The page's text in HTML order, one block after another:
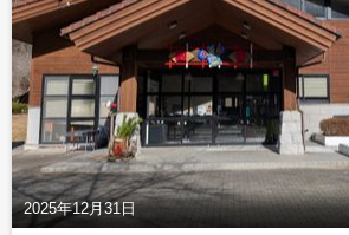
2025年12月31日